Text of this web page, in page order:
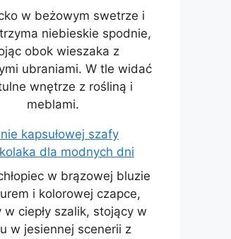
kapsułowej szafy
dla modnych dni